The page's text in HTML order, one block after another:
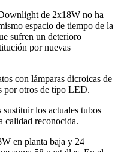
de 2x18W no ha
espacio de tiempo de la
sufren un deterioro
por nuevas
con lámparas dicroicas de
por otros de tipo LED.
sustituir los actuales tubos
calidad reconocida.
en planta baja y 24